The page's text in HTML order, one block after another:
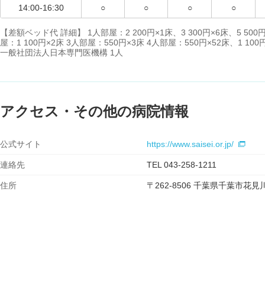
14:00-16:30 ○ ○ ○ ○
【差額ベッド代 詳細】 1人部屋：2 200円×1床、3 300円×6床、5
屋：1 100円×2床 3人部屋：550円×3床 4人部屋：550円×52床、1 100
一般社団法人日本専門医機構 1人
アクセス・その他の病院情報
公式サイト https://www.saisei.or.jp/
連絡先 TEL 043-258-1211
住所 〒262-8506 千葉県千葉市花見